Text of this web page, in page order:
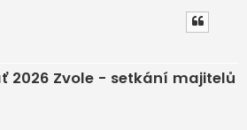
2026 Zvole - setkání majitelů